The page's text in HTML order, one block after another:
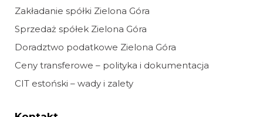
Zakładanie spółki Zielona Góra
Sprzedaż spółek Zielona Góra
Doradztwo podatkowe Zielona Góra
Ceny transferowe – polityka i dokumentacja
CIT estoński – wady i zalety